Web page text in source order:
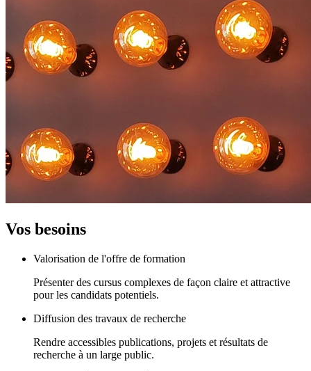
Vos besoins
Valorisation de l'offre de formation
Présenter des cursus complexes de façon claire et attractive
pour les candidats potentiels.
Diffusion des travaux de recherche
Rendre accessibles publications, projets et résultats de
recherche à un large public.